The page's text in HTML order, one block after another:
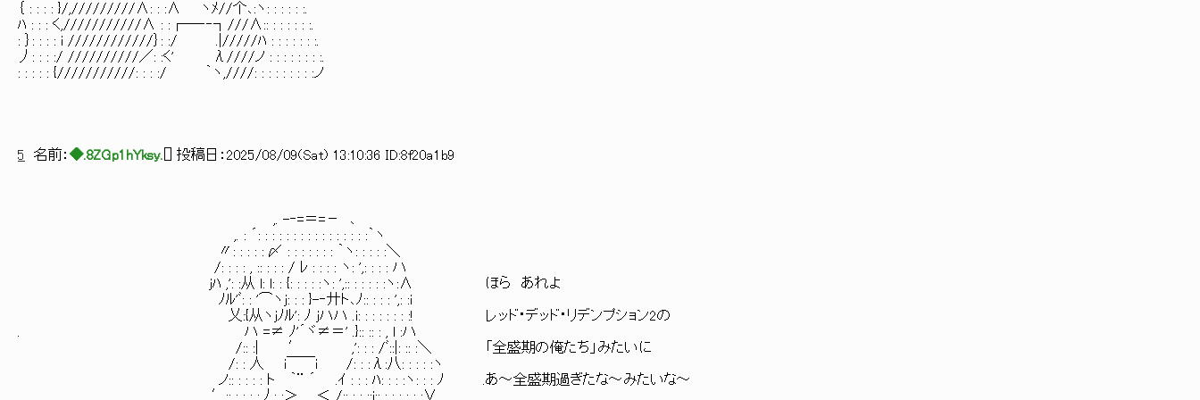
｛ : : : : }/,/////////∧: : :∧ ヽﾒ//个､:ヽ: : : : : :.
ﾊ : : : く,///////////∧ : :┌―‐‐┐///∧:: : : : : : :.
: ｝: : : : i ////////////｝: :/ .|/////ﾊ : : : : : : :.
丿: : : :/ //////////／: :く' λ////ノ : : : : : : : :.
: : : : : {///////////: : : :/ ｀ヽ,////: : : : : : : : :ノ
5 名前： ◆.8ZGp1hYksy. ] 投稿日： 2025/08/09(Sat) 13:10:36 ID:8f20a1b9
,. -‐=＝=－ ､
,. : ´: : : : : : : : : : : : : : : :｀ヽ
〃: : : : : 〆 : : : : : : : ｀ヽ: : : : :＼
/: : : : , :: : : : / ﾚ : : : : ヽ: ',: : : : ハ
ｊﾊ ,': :从 l: l: : {: : : : :ヽ: ',:: : : : : :ヽ:∧ ほら あれよ
ﾉﾙ'ﾞ: : '⌒ヽｊ: : : }-‐廾ト､ﾉ:: : : : ',: :i
乂:{从ヽｊﾉﾙ': ﾉ ｊハハ .i: : : : : : : :! レッド・デッド・リデンプション2の
. ハ =≠ ﾉ'´ヾ≠＝' .}:: :: : , l :ハ
/:: :| ′ ,': : : /ﾞ::|: :: :＼ 「全盛期の俺たち」みたいに
/: : 人 i￣￣i /: : :λ:八: : : : :ヽ
ノ:: : : : : ト ｀¨ ´ .ｲ : : : ﾊ: : : :ヽ: : : ﾉ .あ～全盛期過ぎたな～みたいな～
′:: : : : :丿: :＞ ＜ /:: : : ::i:: : : : : : :∨